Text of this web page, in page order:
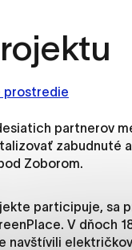
prostredie
partnerov
zabudnuté
Zoborom.
participuje, sa
V dňoch
navštívili
webové stránky
chcete